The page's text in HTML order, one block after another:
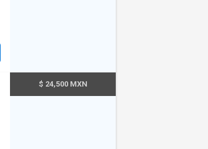
$ 24,500 MXN